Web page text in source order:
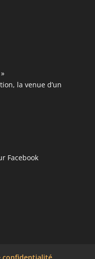
la venue d’un
Facebook
confidentialité